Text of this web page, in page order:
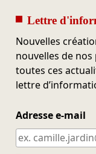
Lettre
Nouvelles
nouvelles de
toutes ces
lettre
Adresse e-mail